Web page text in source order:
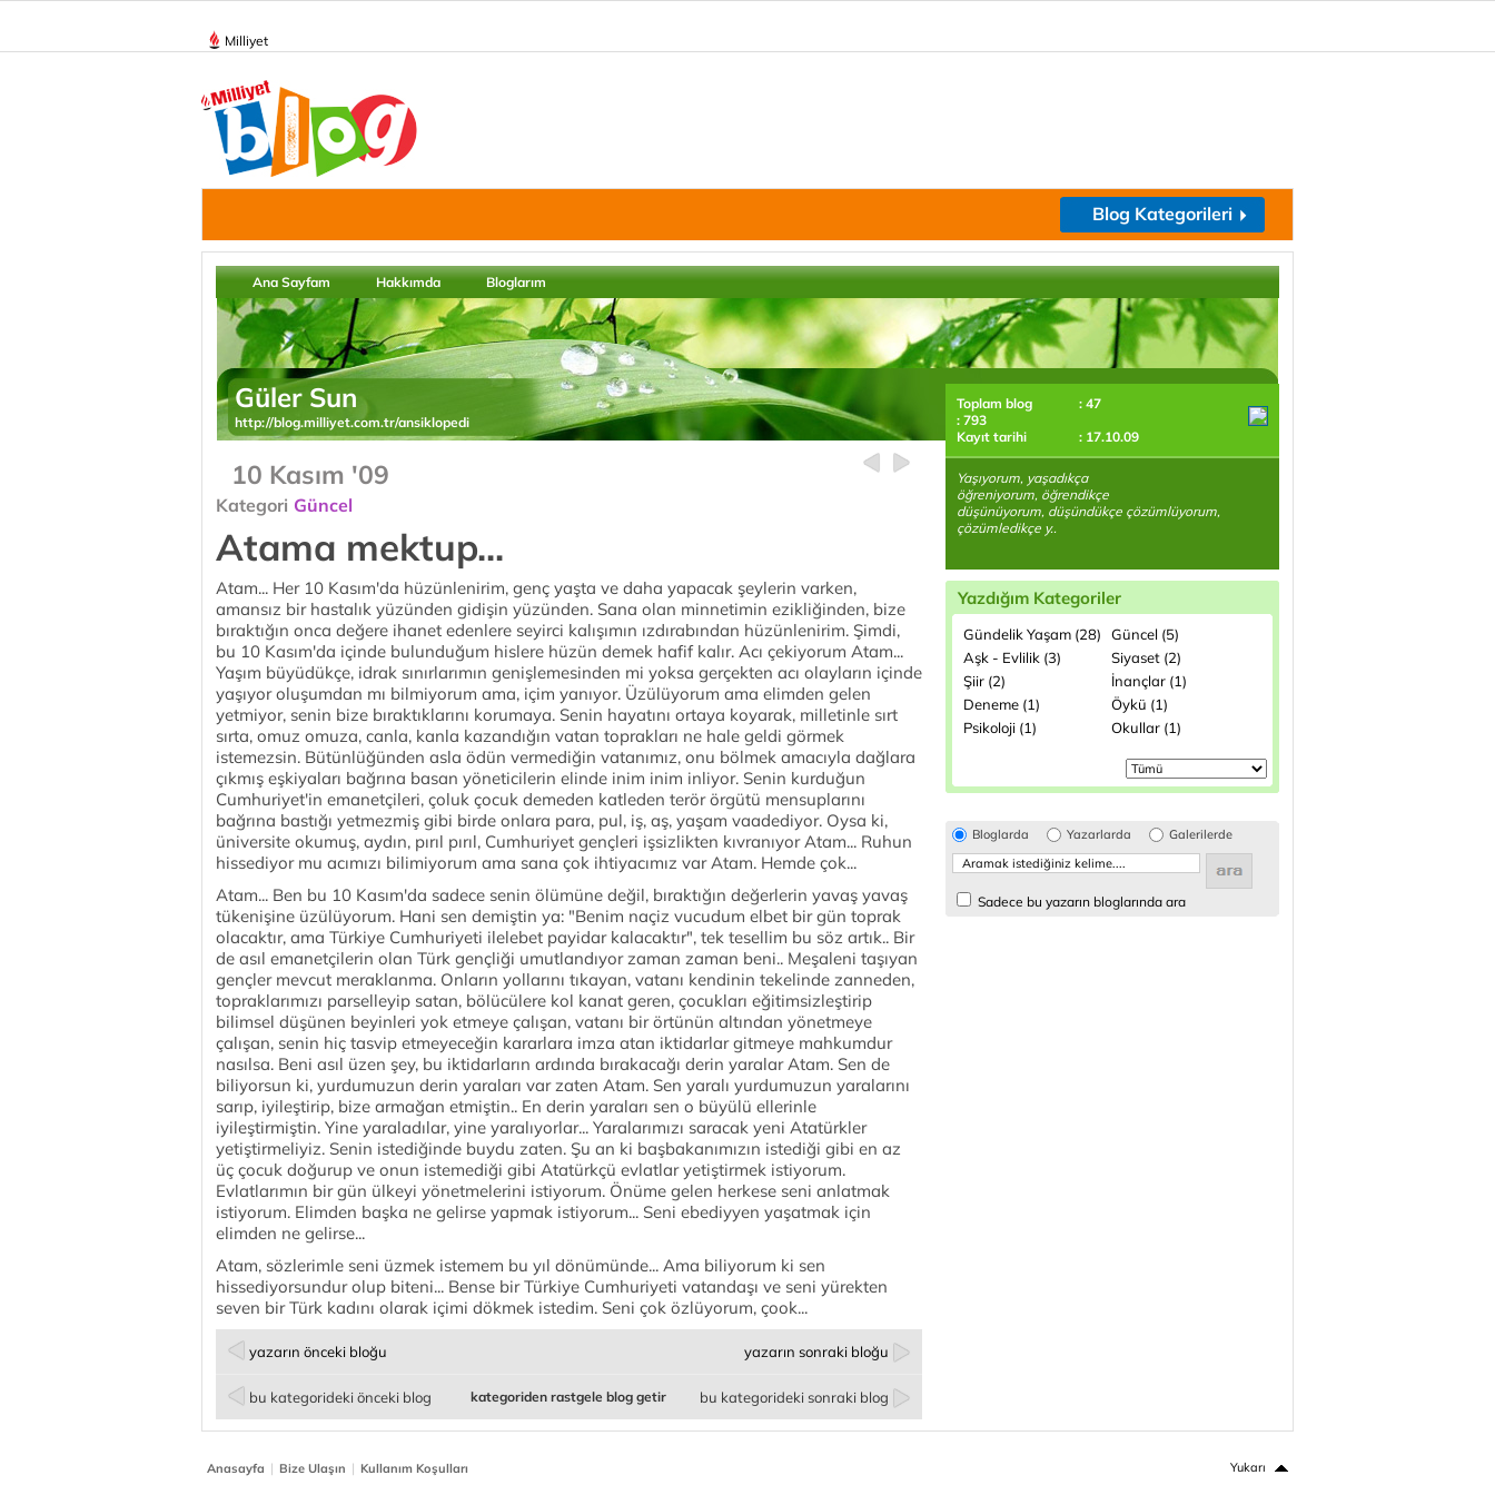
Milliyet
Blog Kategorileri
Ana Sayfam Hakkımda Bloglarım
Güler Sun
http://blog.milliyet.com.tr/ansiklopedi
10 Kasım '09
Kategori Güncel
Atama mektup...
Atam... Her 10 Kasım'da hüzünlenirim, genç yaşta ve daha yapacak şeylerin varken,
amansız bir hastalık yüzünden gidişin yüzünden. Sana olan minnetimin ezikliğinden, bize
bıraktığın onca değere ihanet edenlere seyirci kalışımın ızdırabından hüzünlenirim. Şimdi,
bu 10 Kasım'da içinde bulunduğum hislere hüzün demek hafif kalır. Acı çekiyorum Atam...
Yaşım büyüdükçe, idrak sınırlarımın genişlemesinden mi yoksa gerçekten acı olayların içinde
yaşıyor oluşumdan mı bilmiyorum ama, içim yanıyor. Üzülüyorum ama elimden gelen
yetmiyor, senin bize bıraktıklarını korumaya. Senin hayatını ortaya koyarak, milletinle sırt
sırta, omuz omuza, canla, kanla kazandığın vatan toprakları ne hale geldi görmek
istemezsin. Bütünlüğünden asla ödün vermediğin vatanımız, onu bölmek amacıyla dağlara
çıkmış eşkiyaları bağrına basan yöneticilerin elinde inim inim inliyor. Senin kurduğun
Cumhuriyet'in emanetçileri, çoluk çocuk demeden katleden terör örgütü mensuplarını
bağrına bastığı yetmezmiş gibi birde onlara para, pul, iş, aş, yaşam vaadediyor. Oysa ki,
üniversite okumuş, aydın, pırıl pırıl, Cumhuriyet gençleri işsizlikten kıvranıyor Atam... Ruhun
hissediyor mu acımızı bilimiyorum ama sana çok ihtiyacımız var Atam. Hemde çok...
Atam... Ben bu 10 Kasım'da sadece senin ölümüne değil, bıraktığın değerlerin yavaş yavaş
tükenişine üzülüyorum. Hani sen demiştin ya: "Benim naçiz vucudum elbet bir gün toprak
olacaktır, ama Türkiye Cumhuriyeti ilelebet payidar kalacaktır", tek tesellim bu söz artık.. Bir
de asıl emanetçilerin olan Türk gençliği umutlandıyor zaman zaman beni.. Meşaleni taşıyan
gençler mevcut meraklanma. Onların yollarını tıkayan, vatanı kendinin tekelinde zanneden,
topraklarımızı parselleyip satan, bölücülere kol kanat geren, çocukları eğitimsizleştirip
bilimsel düşünen beyinleri yok etmeye çalışan, vatanı bir örtünün altından yönetmeye
çalışan, senin hiç tasvip etmeyeceğin kararlara imza atan iktidarlar gitmeye mahkumdur
nasılsa. Beni asıl üzen şey, bu iktidarların ardında bırakacağı derin yaralar Atam. Sen de
biliyorsun ki, yurdumuzun derin yaraları var zaten Atam. Sen yaralı yurdumuzun yaralarını
sarıp, iyileştirip, bize armağan etmiştin.. En derin yaraları sen o büyülü ellerinle
iyileştirmiştin. Yine yaraladılar, yine yaralıyorlar... Yaralarımızı saracak yeni Atatürkler
yetiştirmeliyiz. Senin istediğinde buydu zaten. Şu an ki başbakanımızın istediği gibi en az
üç çocuk doğurup ve onun istemediği gibi Atatürkçü evlatlar yetiştirmek istiyorum.
Evlatlarımın bir gün ülkeyi yönetmelerini istiyorum. Önüme gelen herkese seni anlatmak
istiyorum. Elimden başka ne gelirse yapmak istiyorum... Seni ebediyyen yaşatmak için
elimden ne gelirse...
Atam, sözlerimle seni üzmek istemem bu yıl dönümünde... Ama biliyorum ki sen
hissediyorsundur olup biteni... Bense bir Türkiye Cumhuriyeti vatandaşı ve seni yürekten
seven bir Türk kadını olarak içimi dökmek istedim. Seni çok özlüyorum, çook...
yazarın önceki bloğu yazarın sonraki bloğu
bu kategorideki önceki blog bu kategorideki sonraki blog
kategoriden rastgele blog getir
Toplam blog
: 47
: 793
Kayıt tarihi
: 17.10.09
Yaşıyorum, yaşadıkça
öğreniyorum, öğrendikçe
düşünüyorum, düşündükçe çözümlüyorum,
çözümledikçe y..
Yazdığım Kategoriler
Gündelik Yaşam (28)
Güncel (5)
Aşk - Evlilik (3)
Siyaset (2)
Şiir (2)
İnançlar (1)
Deneme (1)
Öykü (1)
Psikoloji (1)
Okullar (1)
Bloglarda Yazarlarda Galerilerde
Sadece bu yazarın bloglarında ara
Anasayfa | Bize Ulaşın | Kullanım Koşulları Yukarı